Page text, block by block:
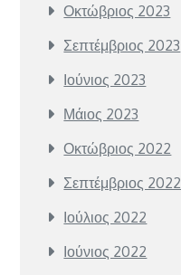
Οκτώβριος 2023
Σεπτέμβριος 2023
Ιούνιος 2023
Μάιος 2023
Οκτώβριος 2022
Σεπτέμβριος 2022
Ιούλιος 2022
Ιούνιος 2022